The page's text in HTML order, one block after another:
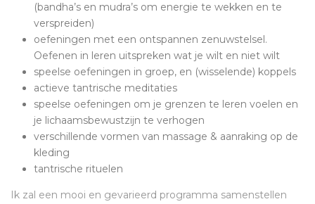
(bandha’s en mudra’s om energie te wekken en te
verspreiden)
oefeningen met een ontspannen zenuwstelsel.
Oefenen in leren uitspreken wat je wilt en niet wilt
speelse oefeningen in groep, en (wisselende) koppels
actieve tantrische meditaties
speelse oefeningen om je grenzen te leren voelen en
je lichaamsbewustzijn te verhogen
verschillende vormen van massage & aanraking op de
kleding
tantrische rituelen
Ik zal een mooi en gevarieerd programma samenstellen